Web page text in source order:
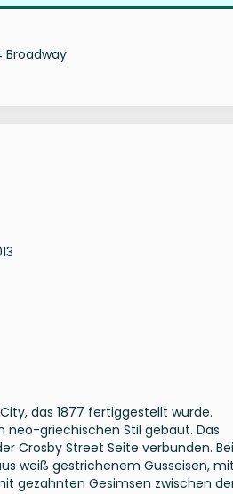
das 1877 fertiggestellt wurde.
neo-griechischen Stil gebaut. Das
Crosby Street Seite verbunden.
weiß gestrichenem Gusseisen, mit
gezahnten Gesimsen zwischen